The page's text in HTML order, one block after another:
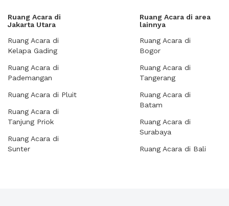
Ruang Acara di
Jakarta Utara
Ruang Acara di
Kelapa Gading
Ruang Acara di
Pademangan
Ruang Acara di Pluit
Ruang Acara di
Tanjung Priok
Ruang Acara di
Sunter
Ruang Acara di area
lainnya
Ruang Acara di
Bogor
Ruang Acara di
Tangerang
Ruang Acara di
Batam
Ruang Acara di
Surabaya
Ruang Acara di Bali